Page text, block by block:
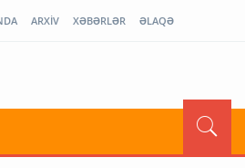
ARXİV XƏBƏRLƏR ƏLAQƏ